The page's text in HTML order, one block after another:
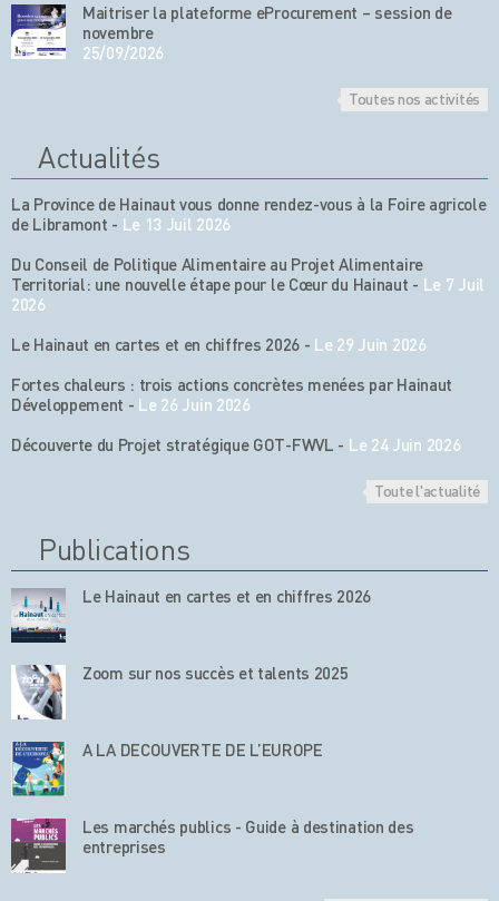
Maitriser la plateforme eProcurement – session de
novembre
25/09/2026
Toutes nos activités
Actualités
La Province de Hainaut vous donne rendez-vous à la Foire agricole
de Libramont - Le 13 Juil 2026
Du Conseil de Politique Alimentaire au Projet Alimentaire
Territorial: une nouvelle étape pour le Cœur du Hainaut - Le 7 Juil
2026
Le Hainaut en cartes et en chiffres 2026 - Le 29 Juin 2026
Fortes chaleurs : trois actions concrètes menées par Hainaut
Développement - Le 26 Juin 2026
Découverte du Projet stratégique GOT-FWVL - Le 24 Juin 2026
Toute l'actualité
Publications
Le Hainaut en cartes et en chiffres 2026
Zoom sur nos succès et talents 2025
A LA DECOUVERTE DE L’EUROPE
Les marchés publics - Guide à destination des
entreprises